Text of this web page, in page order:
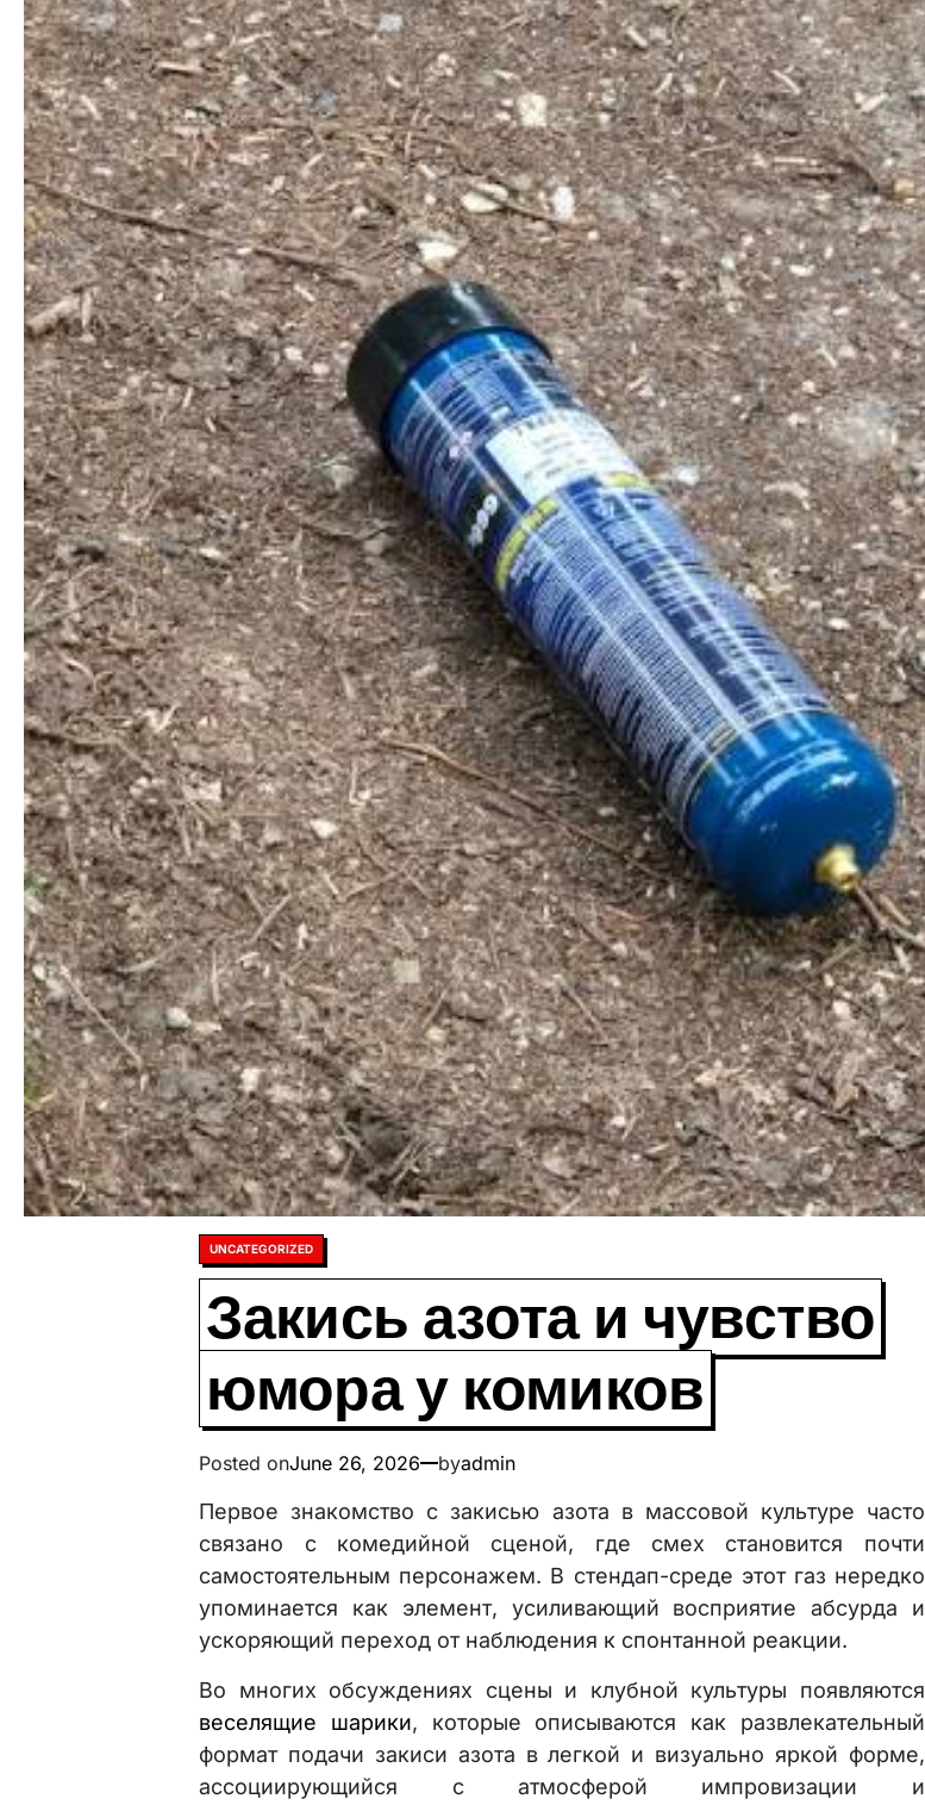
Posted
in
UNCATEGORIZED
Закись азота и чувство
юмора у комиков
Posted onJune 26, 2026 byadmin
Первое знакомство с закисью азота в массовой культуре часто
связано с комедийной сценой, где смех становится почти
самостоятельным персонажем. В стендап-среде этот газ нередко
упоминается как элемент, усиливающий восприятие абсурда и
ускоряющий переход от наблюдения к спонтанной реакции.
Во многих обсуждениях сцены и клубной культуры появляются
веселящие шарики, которые описываются как развлекательный
формат подачи закиси азота в легкой и визуально яркой форме,
ассоциирующийся с атмосферой импровизации и